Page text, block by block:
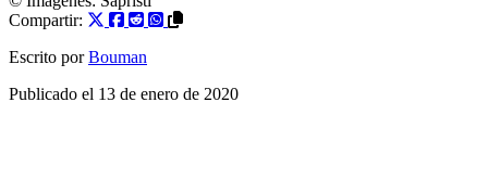
Compartir:
Escrito por Bouman
Publicado el 13 de enero de 2020